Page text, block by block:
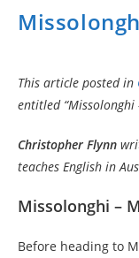
This article posted in
entitled “Missolonghi
Christopher Flynn
teaches English in
Missolonghi –
Before heading to